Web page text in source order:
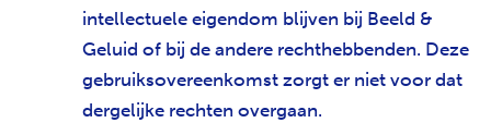
intellectuele eigendom blijven bij Beeld &
Geluid of bij de andere rechthebbenden. Deze
gebruiksovereenkomst zorgt er niet voor dat
dergelijke rechten overgaan.